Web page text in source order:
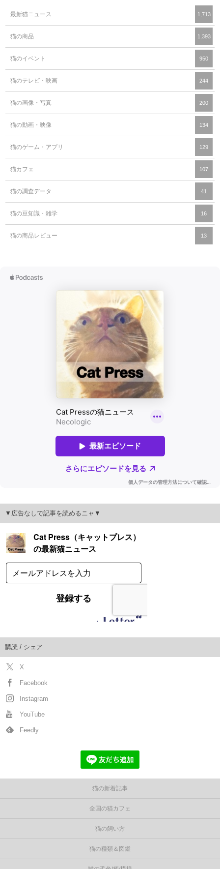
最新猫ニュース 1,713
猫の商品 1,393
猫のイベント 950
猫のテレビ・映画 244
猫の画像・写真 200
猫の動画・映像 134
猫のゲーム・アプリ 129
猫カフェ 107
猫の調査データ 41
猫の豆知識・雑学 16
猫の商品レビュー 13
▼広告なしで記事を読めるニャ▼
購読 / シェア
X
Facebook
Instagram
YouTube
Feedly
猫の新着記事
全国の猫カフェ
猫の飼い方
猫の種類＆図鑑